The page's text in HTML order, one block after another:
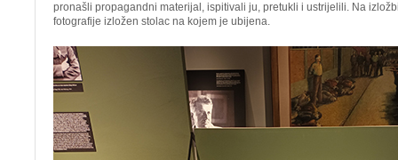
pronašli propagandni materijal, ispitivali ju, pretukli i ustrijelili. Na
fotografije izložen stolac na kojem je ubijena.